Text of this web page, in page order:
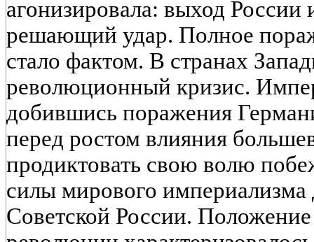
агонизировала: выход
решающий удар. Полное
стало фактом. В странах
революционный кризис.
добившись поражения
перед ростом влияния
продиктовать свою волю
силы мирового империализма
Советской России.